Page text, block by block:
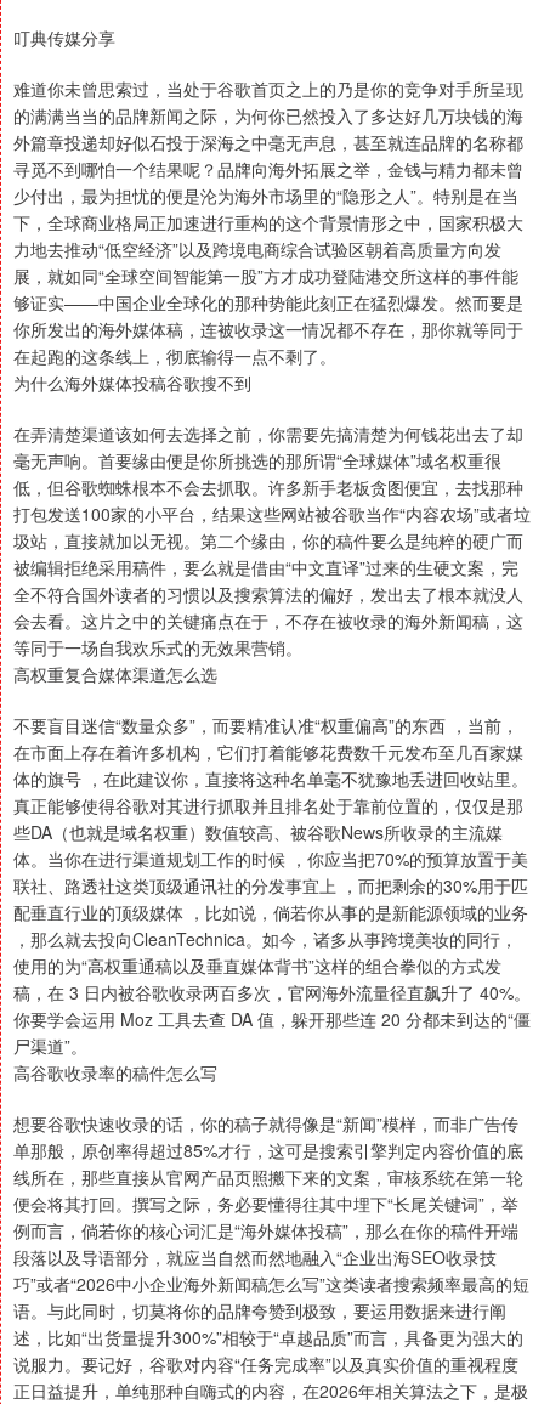
叮典传媒分享
难道你未曾思索过，当处于谷歌首页之上的乃是你的竞争对手所呈现
的满满当当的品牌新闻之际，为何你已然投入了多达好几万块钱的海
外篇章投递却好似石投于深海之中毫无声息，甚至就连品牌的名称都
寻觅不到哪怕一个结果呢？品牌向海外拓展之举，金钱与精力都未曾
少付出，最为担忧的便是沦为海外市场里的“隐形之人”。特别是在当
下，全球商业格局正加速进行重构的这个背景情形之中，国家积极大
力地去推动“低空经济”以及跨境电商综合试验区朝着高质量方向发
展，就如同“全球空间智能第一股”方才成功登陆港交所这样的事件能
够证实——中国企业全球化的那种势能此刻正在猛烈爆发。然而要是
你所发出的海外媒体稿，连被收录这一情况都不存在，那你就等同于
在起跑的这条线上，彻底输得一点不剩了。
为什么海外媒体投稿谷歌搜不到
在弄清楚渠道该如何去选择之前，你需要先搞清楚为何钱花出去了却
毫无声响。首要缘由便是你所挑选的那所谓“全球媒体”域名权重很
低，但谷歌蜘蛛根本不会去抓取。许多新手老板贪图便宜，去找那种
打包发送100家的小平台，结果这些网站被谷歌当作“内容农场”或者垃
圾站，直接就加以无视。第二个缘由，你的稿件要么是纯粹的硬广而
被编辑拒绝采用稿件，要么就是借由“中文直译”过来的生硬文案，完
全不符合国外读者的习惯以及搜索算法的偏好，发出去了根本就没人
会去看。这片之中的关键痛点在于，不存在被收录的海外新闻稿，这
等同于一场自我欢乐式的无效果营销。
高权重复合媒体渠道怎么选
不要盲目迷信“数量众多”，而要精准认准“权重偏高”的东西 ，当前，
在市面上存在着许多机构，它们打着能够花费数千元发布至几百家媒
体的旗号 ，在此建议你，直接将这种名单毫不犹豫地丢进回收站里。
真正能够使得谷歌对其进行抓取并且排名处于靠前位置的，仅仅是那
些DA（也就是域名权重）数值较高、被谷歌News所收录的主流媒
体。当你在进行渠道规划工作的时候 ，你应当把70%的预算放置于美
联社、路透社这类顶级通讯社的分发事宜上 ，而把剩余的30%用于匹
配垂直行业的顶级媒体 ，比如说，倘若你从事的是新能源领域的业务
，那么就去投向CleanTechnica。如今，诸多从事跨境美妆的同行，
使用的为“高权重通稿以及垂直媒体背书”这样的组合拳似的方式发
稿，在 3 日内被谷歌收录两百多次，官网海外流量径直飙升了 40%。
你要学会运用 Moz 工具去查 DA 值，躲开那些连 20 分都未到达的“僵
尸渠道”。
高谷歌收录率的稿件怎么写
想要谷歌快速收录的话，你的稿子就得像是“新闻”模样，而非广告传
单那般，原创率得超过85%才行，这可是搜索引擎判定内容价值的底
线所在，那些直接从官网产品页照搬下来的文案，审核系统在第一轮
便会将其打回。撰写之际，务必要懂得往其中埋下“长尾关键词”，举
例而言，倘若你的核心词汇是“海外媒体投稿”，那么在你的稿件开端
段落以及导语部分，就应当自然而然地融入“企业出海SEO收录技
巧”或者“2026中小企业海外新闻稿怎么写”这类读者搜索频率最高的短
语。与此同时，切莫将你的品牌夸赞到极致，要运用数据来进行阐
述，比如“出货量提升300%”相较于“卓越品质”而言，具备更为强大的
说服力。要记好，谷歌对内容“任务完成率”以及真实价值的重视程度
正日益提升，单纯那种自嗨式的内容，在2026年相关算法之下，是极